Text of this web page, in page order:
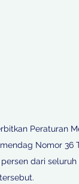
Peraturan
Nomor 36
dari